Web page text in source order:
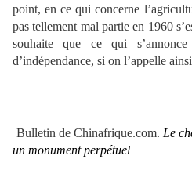
point, en ce qui concerne
pas tellement mal partie en 1960
souhaite que ce qui
d’indépendance, si on l’appelle
Bulletin de Chinafrique.com. Le
un monument perpétuel